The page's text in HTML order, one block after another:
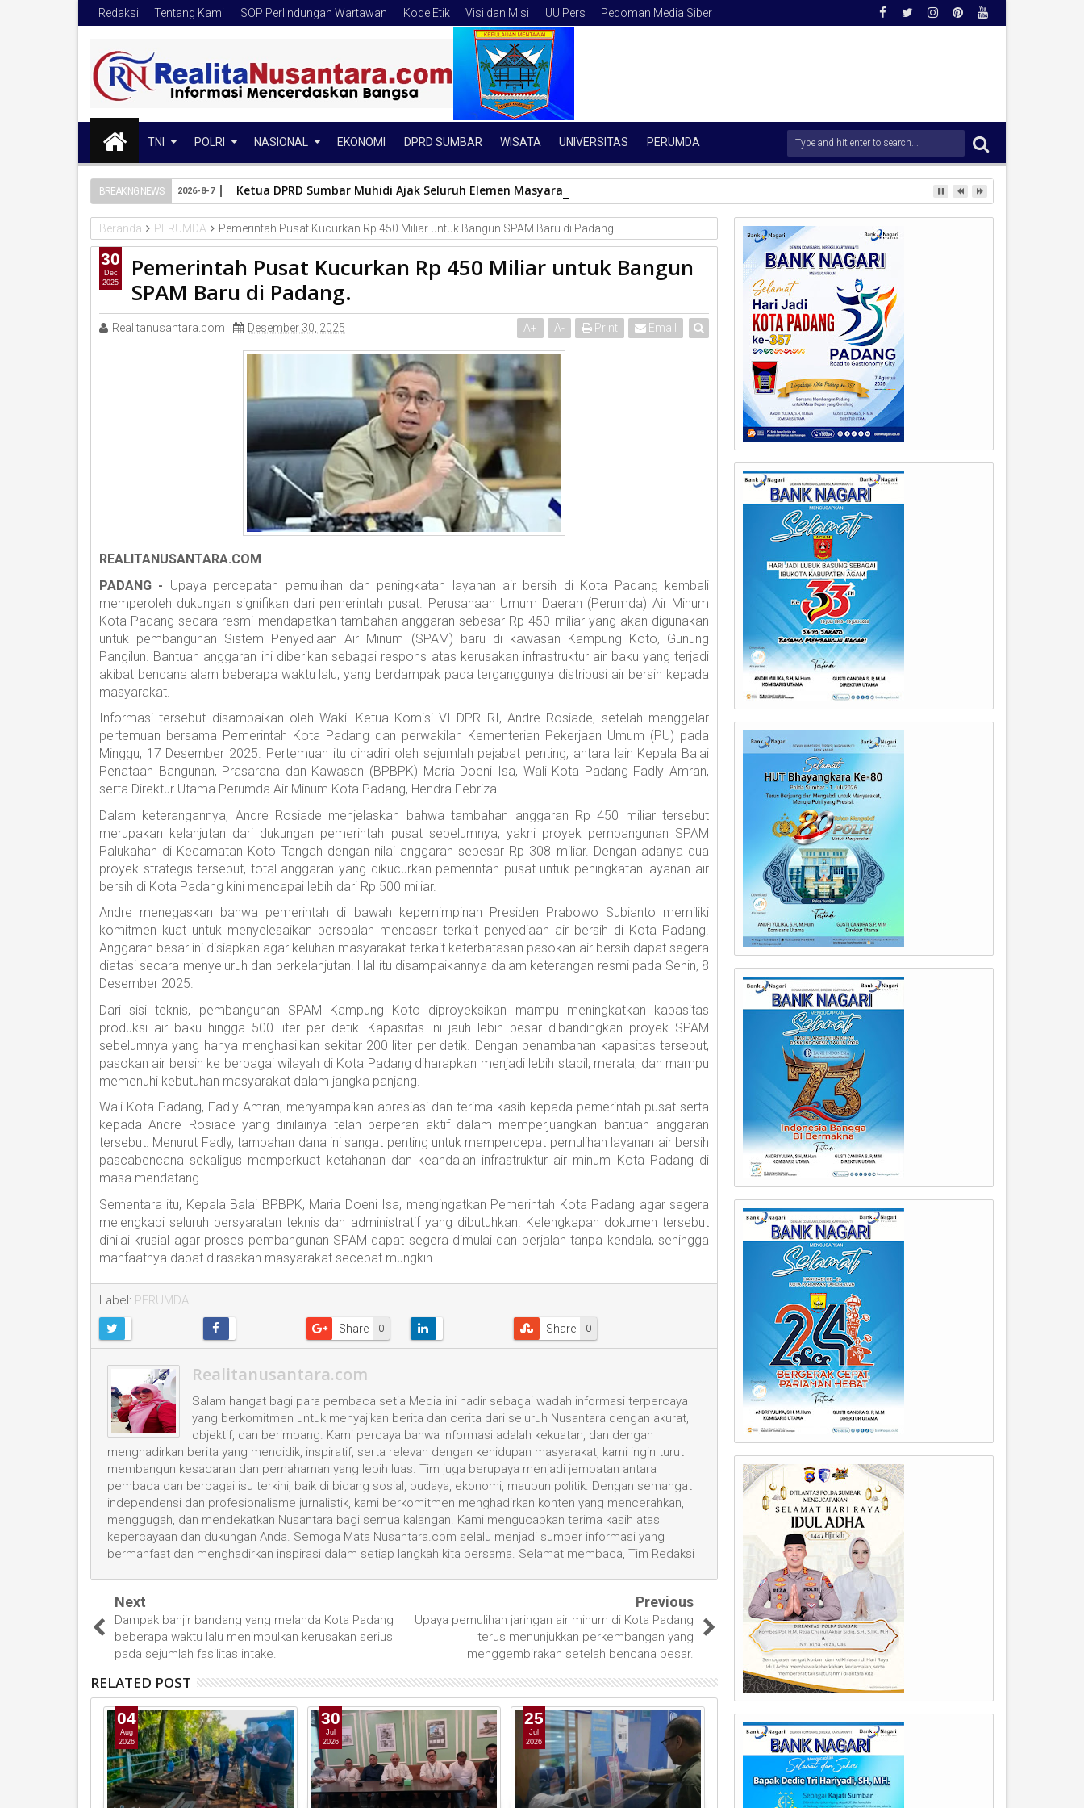
Redaksi Tentang Kami SOP Perlindungan Wartawan Kode Etik Visi dan Misi UU Pers Pedoman Media Siber
TNI POLRI NASIONAL EKONOMI DPRD SUMBAR WISATA UNIVERSITAS PERUMDA
BREAKING NEWS Ketua DPRD Sumbar Muhidi Ajak Seluruh Elemen Masyarakat Bangun Budaya Kewaspadaan Dini Demi Menjaga Kamtibmas.
2026-8-7
Beranda PERUMDA Pemerintah Pusat Kucurkan Rp 450 Miliar untuk Bangun SPAM Baru di Padang.
Pemerintah Pusat Kucurkan Rp 450 Miliar untuk Bangun
SPAM Baru di Padang.
Realitanusantara.com Desember 30, 2025 A+ A- Print Email
REALITANUSANTARA.COM
PADANG - Upaya percepatan pemulihan dan peningkatan layanan air bersih di Kota Padang kembali
memperoleh dukungan signifikan dari pemerintah pusat. Perusahaan Umum Daerah (Perumda) Air Minum
Kota Padang secara resmi mendapatkan tambahan anggaran sebesar Rp 450 miliar yang akan digunakan
untuk pembangunan Sistem Penyediaan Air Minum (SPAM) baru di kawasan Kampung Koto, Gunung
Pangilun. Bantuan anggaran ini diberikan sebagai respons atas kerusakan infrastruktur air baku yang terjadi
akibat bencana alam beberapa waktu lalu, yang berdampak pada terganggunya distribusi air bersih kepada
masyarakat.
Informasi tersebut disampaikan oleh Wakil Ketua Komisi VI DPR RI, Andre Rosiade, setelah menggelar
pertemuan bersama Pemerintah Kota Padang dan perwakilan Kementerian Pekerjaan Umum (PU) pada
Minggu, 17 Desember 2025. Pertemuan itu dihadiri oleh sejumlah pejabat penting, antara lain Kepala Balai
Penataan Bangunan, Prasarana dan Kawasan (BPBPK) Maria Doeni Isa, Wali Kota Padang Fadly Amran,
serta Direktur Utama Perumda Air Minum Kota Padang, Hendra Febrizal.
Dalam keterangannya, Andre Rosiade menjelaskan bahwa tambahan anggaran Rp 450 miliar tersebut
merupakan kelanjutan dari dukungan pemerintah pusat sebelumnya, yakni proyek pembangunan SPAM
Palukahan di Kecamatan Koto Tangah dengan nilai anggaran sebesar Rp 308 miliar. Dengan adanya dua
proyek strategis tersebut, total anggaran yang dikucurkan pemerintah pusat untuk peningkatan layanan air
bersih di Kota Padang kini mencapai lebih dari Rp 500 miliar.
Andre menegaskan bahwa pemerintah di bawah kepemimpinan Presiden Prabowo Subianto memiliki
komitmen kuat untuk menyelesaikan persoalan mendasar terkait penyediaan air bersih di Kota Padang.
Anggaran besar ini disiapkan agar keluhan masyarakat terkait keterbatasan pasokan air bersih dapat segera
diatasi secara menyeluruh dan berkelanjutan. Hal itu disampaikannya dalam keterangan resmi pada Senin, 8
Desember 2025.
Dari sisi teknis, pembangunan SPAM Kampung Koto diproyeksikan mampu meningkatkan kapasitas
produksi air baku hingga 500 liter per detik. Kapasitas ini jauh lebih besar dibandingkan proyek SPAM
sebelumnya yang hanya menghasilkan sekitar 200 liter per detik. Dengan penambahan kapasitas tersebut,
pasokan air bersih ke berbagai wilayah di Kota Padang diharapkan menjadi lebih stabil, merata, dan mampu
memenuhi kebutuhan masyarakat dalam jangka panjang.
Wali Kota Padang, Fadly Amran, menyampaikan apresiasi dan terima kasih kepada pemerintah pusat serta
kepada Andre Rosiade yang dinilainya telah berperan aktif dalam memperjuangkan bantuan anggaran
tersebut. Menurut Fadly, tambahan dana ini sangat penting untuk mempercepat pemulihan layanan air bersih
pascabencana sekaligus memperkuat ketahanan dan keandalan infrastruktur air minum Kota Padang di
masa mendatang.
Sementara itu, Kepala Balai BPBPK, Maria Doeni Isa, mengingatkan Pemerintah Kota Padang agar segera
melengkapi seluruh persyaratan teknis dan administratif yang dibutuhkan. Kelengkapan dokumen tersebut
dinilai krusial agar proses pembangunan SPAM dapat segera dimulai dan berjalan tanpa kendala, sehingga
manfaatnya dapat dirasakan masyarakat secepat mungkin.
Label: PERUMDA
0
Share 0
Share
Realitanusantara.com
Salam hangat bagi para pembaca setia Media ini hadir sebagai wadah informasi terpercaya
yang berkomitmen untuk menyajikan berita dan cerita dari seluruh Nusantara dengan akurat,
objektif, dan berimbang. Kami percaya bahwa informasi adalah kekuatan, dan dengan
menghadirkan berita yang mendidik, inspiratif, serta relevan dengan kehidupan masyarakat, kami ingin turut
membangun kesadaran dan pemahaman yang lebih luas. Tim juga berupaya menjadi jembatan antara
pembaca dan berbagai isu terkini, baik di bidang sosial, budaya, ekonomi, maupun politik. Dengan semangat
independensi dan profesionalisme jurnalistik, kami berkomitmen menghadirkan konten yang mencerahkan,
menggugah, dan mendekatkan Nusantara bagi semua kalangan. Kami mengucapkan terima kasih atas
kepercayaan dan dukungan Anda. Semoga Mata Nusantara.com selalu menjadi sumber informasi yang
bermanfaat dan menghadirkan inspirasi dalam setiap langkah kita bersama. Selamat membaca, Tim Redaksi
30
Dec
2025
Next
Dampak banjir bandang yang melanda Kota Padang
beberapa waktu lalu menimbulkan kerusakan serius
pada sejumlah fasilitas intake.
Previous
Upaya pemulihan jaringan air minum di Kota Padang
terus menunjukkan perkembangan yang
menggembirakan setelah bencana besar.
RELATED POST
04
Aug
2026
30
Jul
2026
25
Jul
2026
06 23